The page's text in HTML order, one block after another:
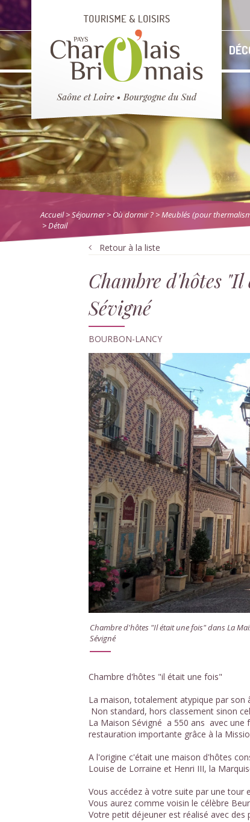
Accueil> Séjourner> Où dormir ? >Meublés (pour
> Détail
Retour à la liste
Chambre d'hôtes
Sévigné
BOURBON-LANCY
Chambre d'hôtes "Il était une fois" dans La
Sévigné
Chambre d'hôtes "il était une fois"
La maison, totalement atypique par son
Non standard, hors classement sinon
La Maison Sévigné a 550 ans avec une
restauration importante grâce à la
A l'origine c'était une maison d'hôtes
Louise de Lorraine et Henri III, la
Vous accédez à votre suite par une tour
Vous aurez comme voisin le célèbre
Votre petit déjeuner est réalisé avec des